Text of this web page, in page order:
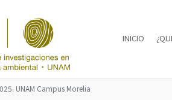
INICIO
UNAM Campus Morelia